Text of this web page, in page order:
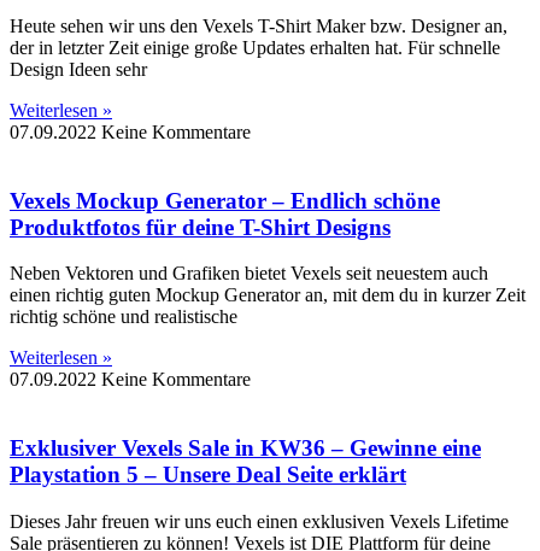
Heute sehen wir uns den Vexels T-Shirt Maker bzw. Designer an,
der in letzter Zeit einige große Updates erhalten hat. Für schnelle
Design Ideen sehr
Weiterlesen »
07.09.2022 Keine Kommentare
Vexels Mockup Generator – Endlich schöne
Produktfotos für deine T-Shirt Designs
Neben Vektoren und Grafiken bietet Vexels seit neuestem auch
einen richtig guten Mockup Generator an, mit dem du in kurzer Zeit
richtig schöne und realistische
Weiterlesen »
07.09.2022 Keine Kommentare
Exklusiver Vexels Sale in KW36 – Gewinne eine
Playstation 5 – Unsere Deal Seite erklärt
Dieses Jahr freuen wir uns euch einen exklusiven Vexels Lifetime
Sale präsentieren zu können! Vexels ist DIE Plattform für deine